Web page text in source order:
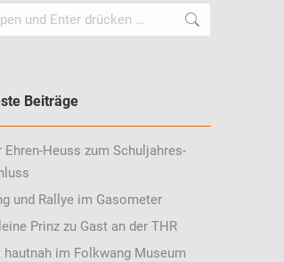
Beiträge
Ehren-Heuss zum Schuljahres-
und Rallye im Gasometer
Prinz zu Gast an der THR
hautnah im Folkwang Museum